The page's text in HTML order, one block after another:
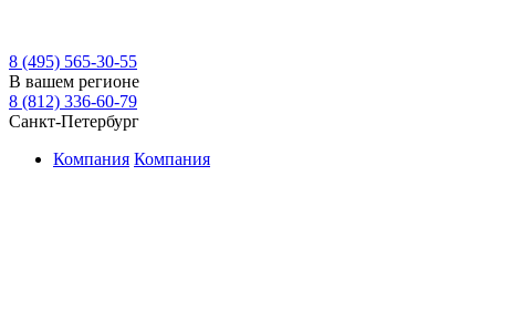
8 (495) 565-30-55
В вашем регионе
8 (812) 336-60-79
Санкт-Петербург
Компания Компания